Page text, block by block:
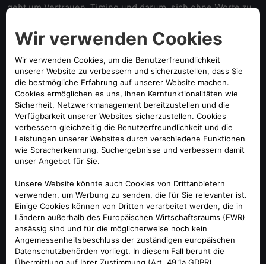
geht um Vertrauen, Timing und darum, sich ohne Worte zu
Ikonen des italienischen Sports: Sie verkörpern die
Spielintelligenz. Paolini hat sich bis an die Spitze des Spiels
vorgearbeitet und gehört heute zur Weltelite im Einzel.
Errani blickt auf eine legendäre Karriere mit Grand-Slam-
Titeln, der Nummer-1-Position im Doppel und vielen Jahren
im italienischen Nationalteam zurück. Gemeinsam haben
sie mit olympischem Gold den größten Erfolg gefeiert – und
verwandeln ihre Chemie weiterhin in Titel.